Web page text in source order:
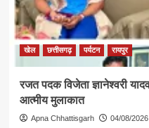
प्रेरणा,
खेलों
के
लिए
अच्छा
वातावरण
–
खेल छत्तीसगढ़ पर्यटन रायपुर
रजत पदक विजेता ज्ञानेश्वरी
आत्मीय मुलाकात
Apna Chhattisgarh 04/08/2026